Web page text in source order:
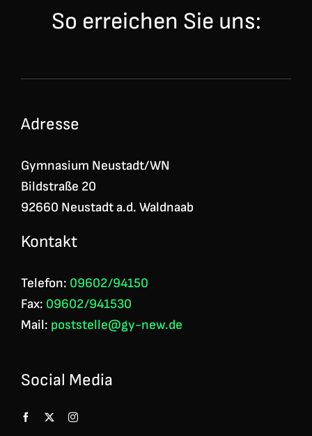
So erreichen Sie uns:
Adresse
Gymnasium Neustadt/WN
Bildstraße 20
92660 Neustadt a.d. Waldnaab
Kontakt
Telefon: 09602/94150
Fax: 09602/941530
Mail: poststelle@gy-new.de
Social Media